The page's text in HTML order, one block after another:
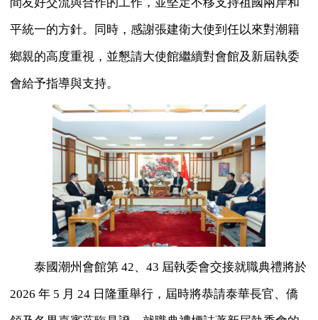
平統一的方針。同時，感謝張建衛大使到任以來對潮籍
鄉親的高度重視，並懇請大使館繼續對會館及新屆執委
會給予指導與支持。
泰國潮州會館第 42、43 屆執委會交接就職典禮將於
2026 年 5 月 24 日隆重舉行，屆時將恭請泰華長官、僑